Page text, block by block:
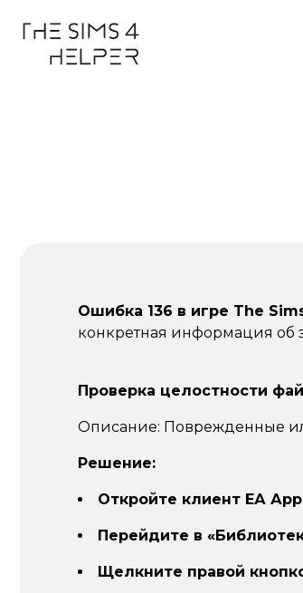
Ошибка 136 в игре The
конкретная информация об
Проверка целостности
Описание: Поврежденные
Решение:
Откройте клиент ЕА Арр
Перейдите в
Щелкните правой